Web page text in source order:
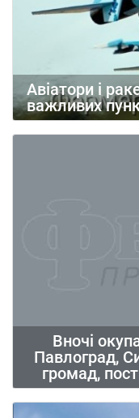
Авіатори і
важливих
Вночі
Павлоград,
громад,